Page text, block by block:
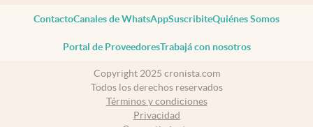
ContactoCanales de WhatsAppSuscribiteQuiénes Somos
Portal de ProveedoresTrabajá con nosotros
Copyright 2025 cronista.com
Todos los derechos reservados
Términos y condiciones
Privacidad